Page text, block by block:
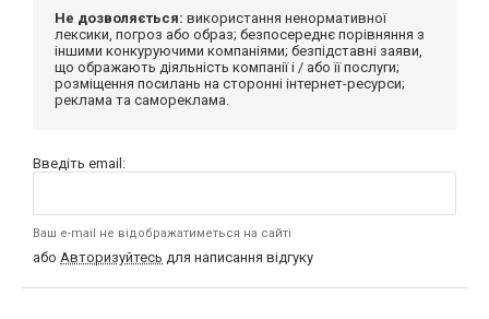
Не дозволяється: використання ненормативної
лексики, погроз або образ; безпосереднє порівняння з
іншими конкуруючими компаніями; безпідставні заяви,
що ображають діяльність компанії і / або її послуги;
розміщення посилань на сторонні інтернет-ресурси;
реклама та самореклама.
Введіть email:
Ваш e-mail не відображатиметься на сайті
або Авторизуйтесь для написання відгуку